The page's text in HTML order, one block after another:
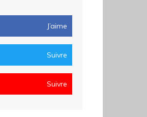
J’aime
Suivre
Suivre